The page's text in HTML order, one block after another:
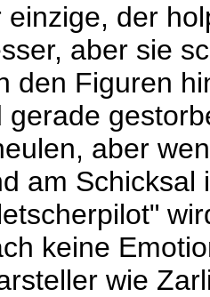
einzige, der
aber sie
den Figuren
gerade
aber
am
keine
wie